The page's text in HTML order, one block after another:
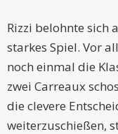
Rizzi belohnte sich
starkes Spiel. Vor
noch einmal die
zwei Carreaux
die clevere
weiterzuschießen,